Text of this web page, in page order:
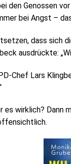
den Genossen
bei Angst –
dass sich
ausdrückte:
Chef Lars
es wirklich? Dann